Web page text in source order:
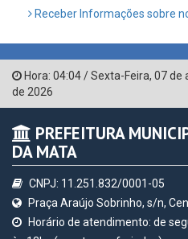
Consultar Convênios
PREFEITURA
DA MATA
CNPJ: 11.251.832/0001-05
Praça Araújo Sobrinho, s/n,